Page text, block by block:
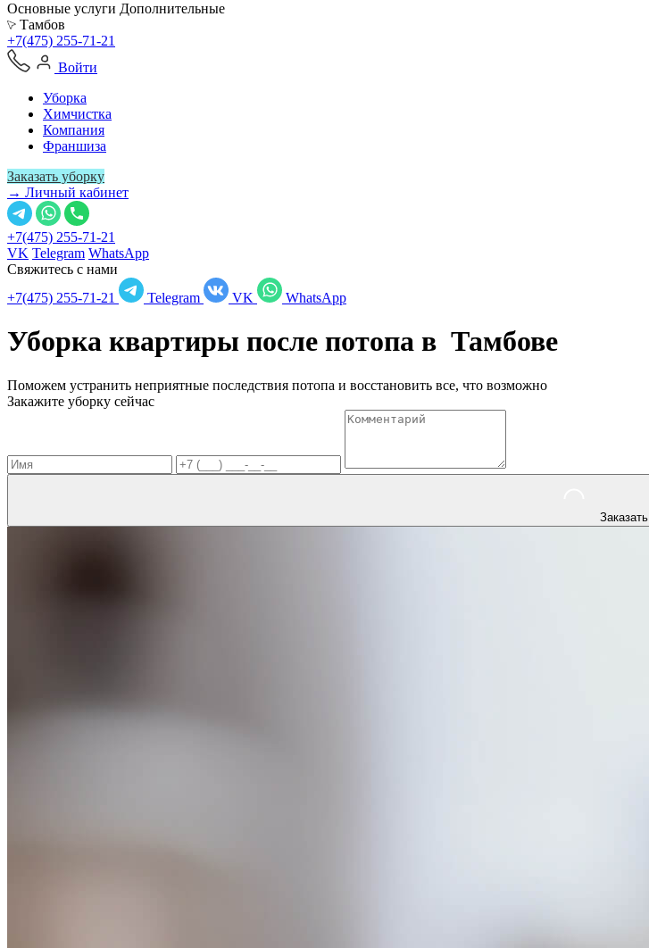
Основные услуги Дополнительные
Тамбов
+7(475) 255-71-21
Войти
Уборка
Химчистка
Компания
Франшиза
Заказать уборку
→ Личный кабинет
+7(475) 255-71-21
VK Telegram WhatsApp
Свяжитесь с нами
+7(475) 255-71-21
Telegram VK WhatsApp
Уборка квартиры после потопа в Тамбове
Поможем устранить неприятные последствия потопа и восстановить все, что возможно
Закажите уборку сейчас
Заказать